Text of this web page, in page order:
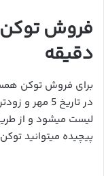
دقیقه
برای فروش توکن
در تاریخ 5
لیست میشود و از
پیچیده میتوانید